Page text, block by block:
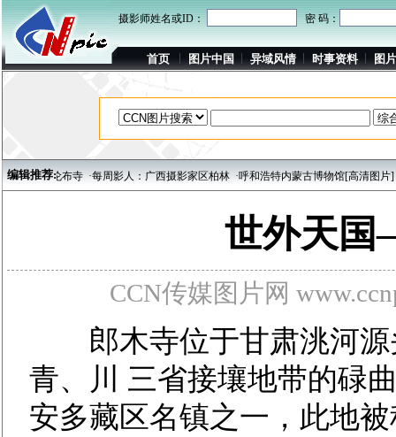
摄影师姓名或ID： 密 码：
首页 图片中国 异域风情 时事资料 图
编辑推荐:
伦布寺 ·每周影人：广西摄影家区柏林 ·呼和浩特内蒙古博物馆[高清图片] ·吉林市
世外天
CCN传媒图片网
郎木寺位于甘肃洮河源
青、川 三省接壤地带的碌
安多藏区名镇之一，此地